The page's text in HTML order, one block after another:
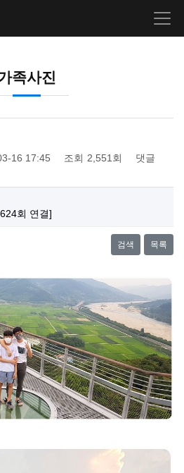
족사진
16 17:45 조회 2,551회
댓글
회 연결]
검색 목록